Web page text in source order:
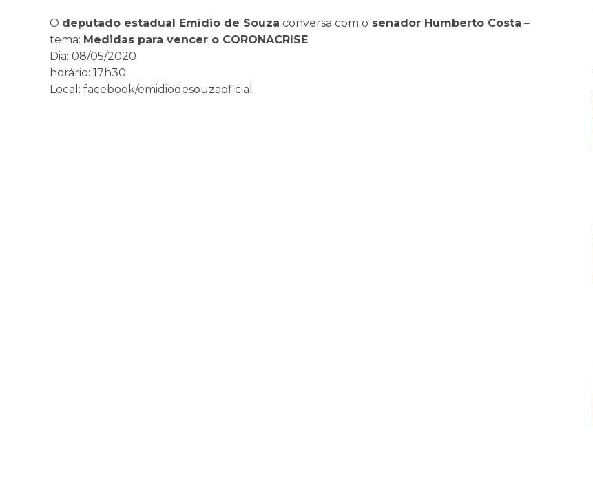
O deputado estadual Emídio de Souza conversa com o senador Humberto Costa –
tema: Medidas para vencer o CORONACRISE
Dia: 08/05/2020
horário: 17h30
Local: facebook/emidiodesouzaoficial